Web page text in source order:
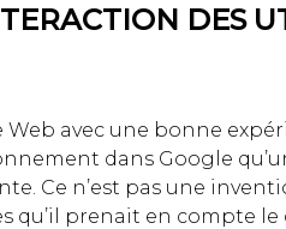
DES
Web avec une bonne
dans Google
Ce n’est pas une
qu’il prenait en compte